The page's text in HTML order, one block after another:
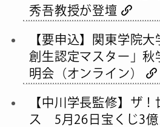
秀吾教授が登壇
【要申込】関東学院
創生認定マスター」秋
明会（オンライン）
【中川学長監修】ザ
ス 5月26日宝くじ3億